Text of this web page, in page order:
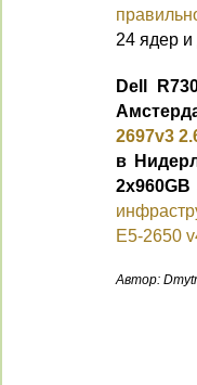
24 ядер
Dell
2697v3
в
Е5-2650
Автор: